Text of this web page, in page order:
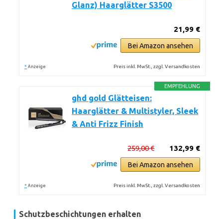
Glanz) Haarglätter S3500
21,99 €
Bei Amazon ansehen
* Anzeige Preis inkl. MwSt., zzgl. Versandkosten
EMPFEHLUNG
ghd gold Glätteisen:
Haarglätter & Multistyler, Sleek
& Anti Frizz Finish
132,99 €
259,00 €
Bei Amazon ansehen
* Anzeige Preis inkl. MwSt., zzgl. Versandkosten
Schutzbeschichtungen erhalten